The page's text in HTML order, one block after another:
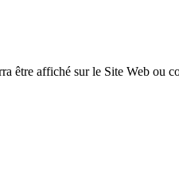
être affiché sur le Site Web ou